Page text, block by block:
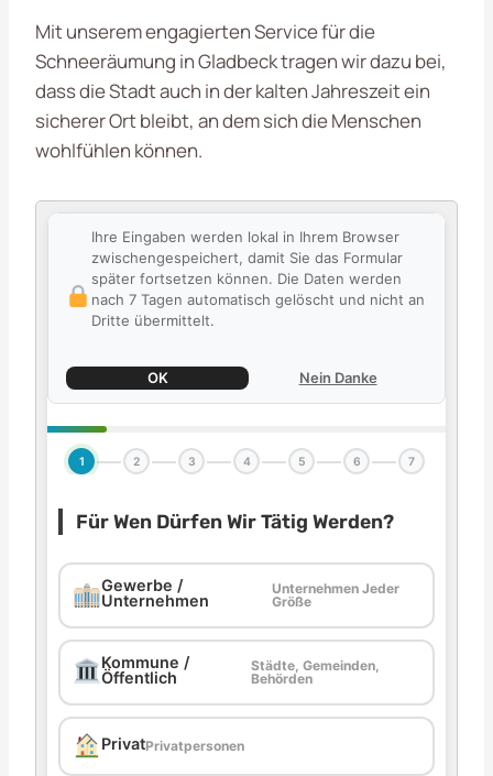
Mit unserem engagierten Service für die
Schneeräumung in Gladbeck tragen wir dazu bei,
dass die Stadt auch in der kalten Jahreszeit ein
sicherer Ort bleibt, an dem sich die Menschen
wohlfühlen können.
Ihre Eingaben werden lokal in Ihrem Browser
zwischengespeichert, damit Sie das Formular
später fortsetzen können. Die Daten werden
nach 7 Tagen automatisch gelöscht und nicht an
Dritte übermittelt.
OK Nein Danke
1 2 3 4 5 6 7
Für Wen Dürfen Wir Tätig Werden?
Gewerbe /
Unternehmen
Unternehmen Jeder
Größe
Kommune /
Öffentlich
Städte, Gemeinden,
Behörden
PrivatPrivatpersonen